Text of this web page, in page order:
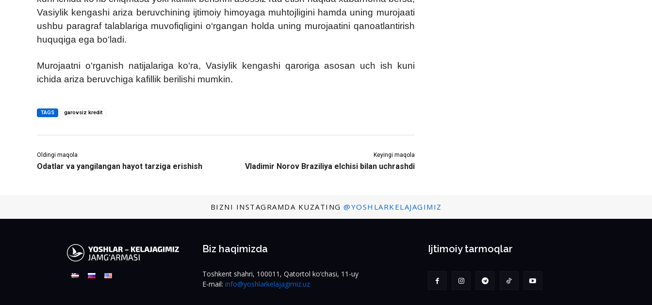
Vasiylik kengashi ariza beruvchining ijtimoiy himoyaga muhtojligini hamda uning murojaati
ushbu paragraf talablariga muvofiqligini o‘rgangan holda uning murojaatini qanoatlantirish
huquqiga ega bo‘ladi.
Murojaatni o‘rganish natijalariga ko‘ra, Vasiylik kengashi qaroriga asosan uch ish kuni
ichida ariza beruvchiga kafillik berilishi mumkin.
TAGS garovsiz kredit
Oldingi maqola
Odatlar va yangilangan hayot tarziga erishish
Keyingi maqola
Vladimir Norov Braziliya elchisi bilan uchrashdi
BIZNI INSTAGRAMDA KUZATING @YOSHLARKELAJAGIMIZ
Biz haqimizda
Toshkent shahri, 100011, Qatortol ko‘chasi, 11-uy
E-mail: info@yoshlarkelajagimiz.uz
Ijtimoiy tarmoqlar